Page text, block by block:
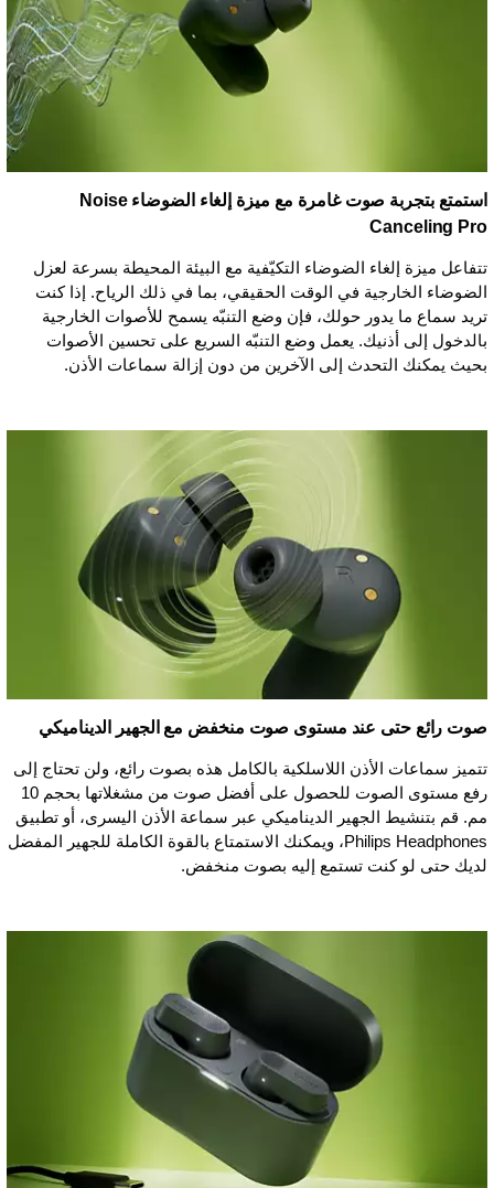
استمتع بتجربة صوت غامرة مع ميزة إلغاء الضوضاء Noise
Canceling Pro
تتفاعل ميزة إلغاء الضوضاء التكيّفية مع البيئة المحيطة بسرعة لعزل
الضوضاء الخارجية في الوقت الحقيقي، بما في ذلك الرياح. إذا كنت
تريد سماع ما يدور حولك، فإن وضع التنبّه يسمح للأصوات الخارجية
بالدخول إلى أذنيك. يعمل وضع التنبّه السريع على تحسين الأصوات
بحيث يمكنك التحدث إلى الآخرين من دون إزالة سماعات الأذن.
صوت رائع حتى عند مستوى صوت منخفض مع الجهير الديناميكي
تتميز سماعات الأذن اللاسلكية بالكامل هذه بصوت رائع، ولن تحتاج إلى
رفع مستوى الصوت للحصول على أفضل صوت من مشغلاتها بحجم 10
مم. قم بتنشيط الجهير الديناميكي عبر سماعة الأذن اليسرى، أو تطبيق
Philips Headphones، ويمكنك الاستمتاع بالقوة الكاملة للجهير المفضل
لديك حتى لو كنت تستمع إليه بصوت منخفض.